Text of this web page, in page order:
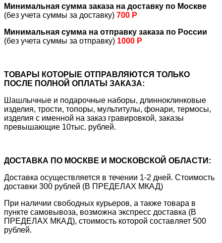
Минимальная сумма заказа на доставку по Москве
(без учета суммы за доставку) 700 Р
Минимальная сумма на отправку заказа по России
(без учета суммы за отправку) 1000 Р
ТОВАРЫ КОТОРЫЕ ОТПРАВЛЯЮТСЯ ТОЛЬКО
ПОСЛЕ ПОЛНОЙ ОПЛАТЫ ЗАКАЗА:
Шашлычные и подарочные наборы, длинноклинковые
изделия, трости, топоры, мультитулы, фонари, термосы,
изделия с именной на заказ гравировкой, заказы
превышающие 10тыс. рублей.
ДОСТАВКА ПО МОСКВЕ И МОСКОВСКОЙ ОБЛАСТИ:
Доставка осуществляется в течении 1-2 дней. Стоимость
доставки 300 рублей (В ПРЕДЕЛАХ МКАД)
При наличии свободных курьеров, а также товара в
пункте самовывоза, возможна экспресс доставка (В
ПРЕДЕЛАХ МКАД), стоимость которой составляет 500
рублей.